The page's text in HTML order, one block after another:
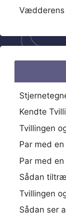
Vædderens
Kendte
Tvillingen
Par med
Par med
Sådan
Tvillingen
Sådan ser